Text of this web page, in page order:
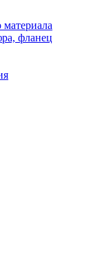
фланец